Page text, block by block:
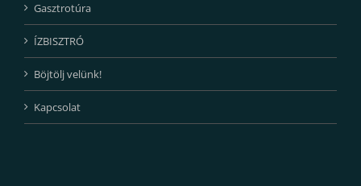
Gasztrotúra
ÍZBISZTRÓ
Böjtölj velünk!
Kapcsolat